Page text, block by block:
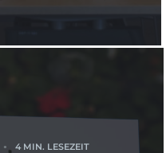
4 MIN. LESEZEIT